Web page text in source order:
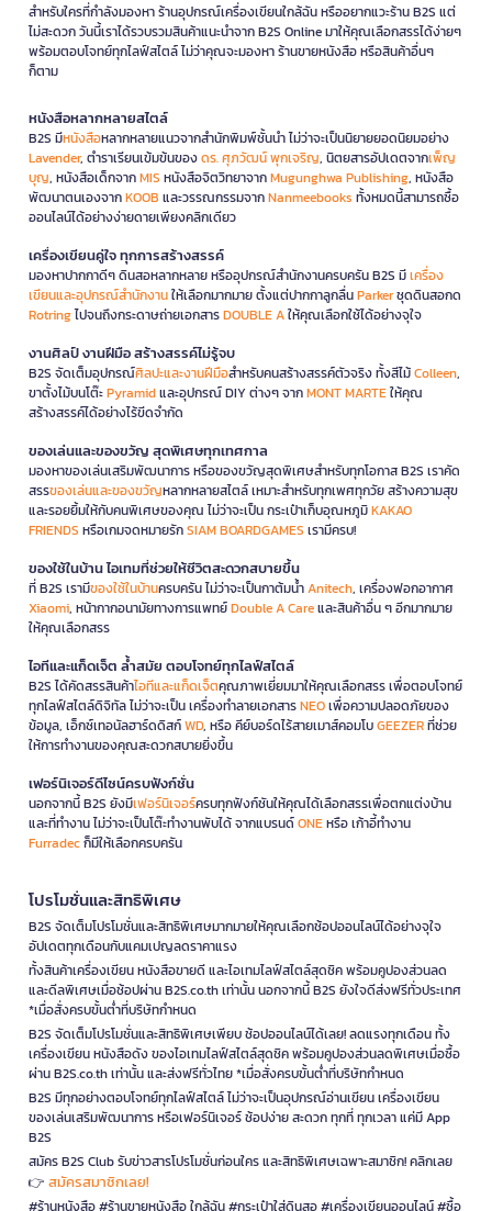
สำหรับใครที่กำลังมองหา ร้านอุปกรณ์เครื่องเขียนใกล้ฉัน หรืออยากแวะร้าน B2S แต่
ไม่สะดวก วันนี้เราได้รวบรวมสินค้าแนะนำจาก B2S Online มาให้คุณเลือกสรรได้ง่ายๆ
พร้อมตอบโจทย์ทุกไลฟ์สไตล์ ไม่ว่าคุณจะมองหา ร้านขายหนังสือ หรือสินค้าอื่นๆ
ก็ตาม
หนังสือหลากหลายสไตล์
B2S มีหนังสือหลากหลายแนวจากสำนักพิมพ์ชั้นนำ ไม่ว่าจะเป็นนิยายยอดนิยมอย่าง
Lavender, ตำราเรียนเข้มข้นของดร. ศุภวัฒน์ พุกเจริญ, นิตยสารอัปเดตจากเพ็ญ
บุญ, หนังสือเด็กจากMIS หนังสือจิตวิทยาจากMugunghwa Publishing, หนังสือ
พัฒนาตนเองจากKOOB และวรรณกรรมจากNanmeebooks ทั้งหมดนี้สามารถซื้อ
ออนไลน์ได้อย่างง่ายดายเพียงคลิกเดียว
เครื่องเขียนคู่ใจ ทุกการสร้างสรรค์
มองหาปากกาดีๆ ดินสอหลากหลาย หรืออุปกรณ์สำนักงานครบครัน B2S มีเครื่อง
เขียนและอุปกรณ์สำนักงานให้เลือกมากมาย ตั้งแต่ปากกาลูกลื่นParkerชุดดินสอกด
Rotringไปจนถึงกระดาษถ่ายเอกสารDOUBLE Aให้คุณเลือกใช้ได้อย่างจุใจ
งานศิลป์ งานฝีมือ สร้างสรรค์ไม่รู้จบ
B2S จัดเต็มอุปกรณ์ศิลปะและงานฝีมือสำหรับคนสร้างสรรค์ตัวจริง ทั้งสีไม้Colleen,
ขาตั้งไม้บนโต๊ะPyramidและอุปกรณ์ DIY ต่างๆ จากMONT MARTEให้คุณ
สร้างสรรค์ได้อย่างไร้ขีดจำกัด
ของเล่นและของขวัญ สุดพิเศษทุกเทศกาล
มองหาของเล่นเสริมพัฒนาการ หรือของขวัญสุดพิเศษสำหรับทุกโอกาส B2S เราคัด
สรรของเล่นและของขวัญหลากหลายสไตล์ เหมาะสำหรับทุกเพศทุกวัย สร้างความสุข
และรอยยิ้มให้กับคนพิเศษของคุณ ไม่ว่าจะเป็น กระเป๋าเก็บอุณหภูมิKAKAO
FRIENDS หรือเกมจดหมายรักSIAM BOARDGAMES เรามีครบ!
ของใช้ในบ้าน ไอเทมที่ช่วยให้ชีวิตสะดวกสบายขึ้น
ที่ B2S เรามีของใช้ในบ้านครบครัน ไม่ว่าจะเป็นกาต้มน้ำAnitech, เครื่องฟอกอากาศ
Xiaomi, หน้ากากอนามัยทางการแพทย์Double A Careและสินค้าอื่น ๆ อีกมากมาย
ให้คุณเลือกสรร
ไอทีและแก็ดเจ็ต ล้ำสมัย ตอบโจทย์ทุกไลฟ์สไตล์
B2S ได้คัดสรรสินค้าไอทีและแก็ดเจ็ตคุณภาพเยี่ยมมาให้คุณเลือกสรร เพื่อตอบโจทย์
ทุกไลฟ์สไตล์ดิจิทัล ไม่ว่าจะเป็น เครื่องทำลายเอกสารNEOเพื่อความปลอดภัยของ
ข้อมูล, เอ็กซ์เทอนัลฮาร์ดดิสก์WD, หรือ คีย์บอร์ดไร้สายเมาส์คอมโบGEEZERที่ช่วย
ให้การทำงานของคุณสะดวกสบายยิ่งขึ้น
เฟอร์นิเจอร์ดีไซน์ครบฟังก์ชั่น
นอกจากนี้ B2S ยังมีเฟอร์นิเจอร์ครบทุกฟังก์ชันให้คุณได้เลือกสรรเพื่อตกแต่งบ้าน
และที่ทำงาน ไม่ว่าจะเป็นโต๊ะทำงานพับได้ จากแบรนด์ONEหรือ เก้าอี้ทำงาน
Furradecก็มีให้เลือกครบครัน
โปรโมชั่นและสิทธิพิเศษ
B2S จัดเต็มโปรโมชั่นและสิทธิพิเศษมากมายให้คุณเลือกช้อปออนไลน์ได้อย่างจุใจ
อัปเดตทุกเดือนกับแคมเปญลดราคาแรง
ทั้งสินค้าเครื่องเขียน หนังสือขายดี และไอเทมไลฟ์สไตล์สุดชิค พร้อมคูปองส่วนลด
และดีลพิเศษเมื่อช้อปผ่าน B2S.co.th เท่านั้น นอกจากนี้ B2S ยังใจดีส่งฟรีทั่วประเทศ
*เมื่อสั่งครบขั้นต่ำที่บริษัทกำหนด
B2S จัดเต็มโปรโมชั่นและสิทธิพิเศษเพียบ ช้อปออนไลน์ได้เลย! ลดแรงทุกเดือน ทั้ง
เครื่องเขียน หนังสือดัง ของไอเทมไลฟ์สไตล์สุดชิค พร้อมคูปองส่วนลดพิเศษเมื่อซื้อ
ผ่าน B2S.co.th เท่านั้น และส่งฟรีทั่วไทย *เมื่อสั่งครบขั้นต่ำที่บริษัทกำหนด
B2S มีทุกอย่างตอบโจทย์ทุกไลฟ์สไตล์ ไม่ว่าจะเป็นอุปกรณ์อ่านเขียน เครื่องเขียน
ของเล่นเสริมพัฒนาการ หรือเฟอร์นิเจอร์ ช้อปง่าย สะดวก ทุกที่ ทุกเวลา แค่มี App
B2S
สมัคร B2S Club รับข่าวสารโปรโมชั่นก่อนใคร และสิทธิพิเศษเฉพาะสมาชิก! คลิกเลย
👉 สมัครสมาชิกเลย!
#ร้านหนังสือ #ร้านขายหนังสือ ใกล้ฉัน #กระเป๋าใส่ดินสอ #เครื่องเขียนออนไลน์ #ซื้อ